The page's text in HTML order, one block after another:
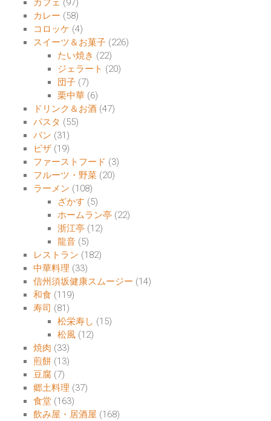
カフェ (97)
カレー (58)
コロッケ (4)
スイーツ＆お菓子 (226)
たい焼き (22)
ジェラート (20)
団子 (7)
栗中華 (6)
ドリンク＆お酒 (47)
パスタ (55)
パン (31)
ピザ (19)
ファーストフード (3)
フルーツ・野菜 (20)
ラーメン (108)
ざかす (5)
ホームラン亭 (22)
浙江亭 (12)
龍音 (5)
レストラン (182)
中華料理 (33)
信州須坂健康スムージー (14)
和食 (119)
寿司 (81)
松栄寿し (15)
松風 (12)
焼肉 (33)
煎餅 (13)
豆腐 (7)
郷土料理 (37)
食堂 (163)
飲み屋・居酒屋 (168)